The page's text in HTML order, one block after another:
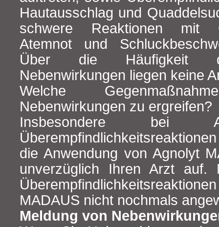
Hautausschlag und
schwere Reaktionen mit
Atemnot und
Über die Häufigkeit
Nebenwirkungen liegen keine
Welche
Nebenwirkungen zu ergreifen?
Insbesondere bei
die Anwendung von Agnolyt
unverzüglich Ihren Arzt auf.
MADAUS nicht nochmals
Meldung von